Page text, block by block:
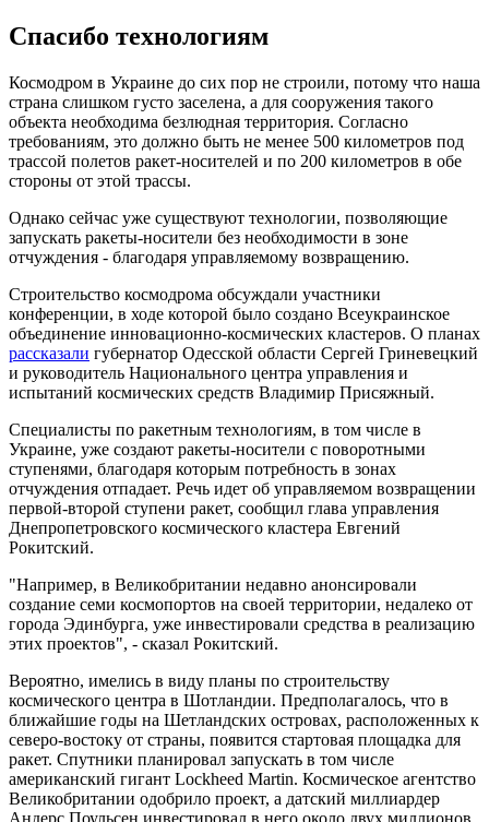
Спасибо технологиям
Космодром в Украине до сих пор не строили, потому что наша
страна слишком густо заселена, а для сооружения такого
объекта необходима безлюдная территория. Согласно
требованиям, это должно быть не менее 500 километров под
трассой полетов ракет-носителей и по 200 километров в обе
стороны от этой трассы.
Однако сейчас уже существуют технологии, позволяющие
запускать ракеты-носители без необходимости в зоне
отчуждения - благодаря управляемому возвращению.
Строительство космодрома обсуждали участники
конференции, в ходе которой было создано Всеукраинское
объединение инновационно-космических кластеров. О планах
рассказали губернатор Одесской области Сергей Гриневецкий
и руководитель Национального центра управления и
испытаний космических средств Владимир Присяжный.
Специалисты по ракетным технологиям, в том числе в
Украине, уже создают ракеты-носители с поворотными
ступенями, благодаря которым потребность в зонах
отчуждения отпадает. Речь идет об управляемом возвращении
первой-второй ступени ракет, сообщил глава управления
Днепропетровского космического кластера Евгений
Рокитский.
"Например, в Великобритании недавно анонсировали
создание семи космопортов на своей территории, недалеко от
города Эдинбурга, уже инвестировали средства в реализацию
этих проектов", - сказал Рокитский.
Вероятно, имелись в виду планы по строительству
космического центра в Шотландии. Предполагалось, что в
ближайшие годы на Шетландских островах, расположенных к
северо-востоку от страны, появится стартовая площадка для
ракет. Спутники планировал запускать в том числе
американский гигант Lockheed Martin. Космическое агентство
Великобритании одобрило проект, а датский миллиардер
Андерс Поульсен инвестировал в него около двух миллионов